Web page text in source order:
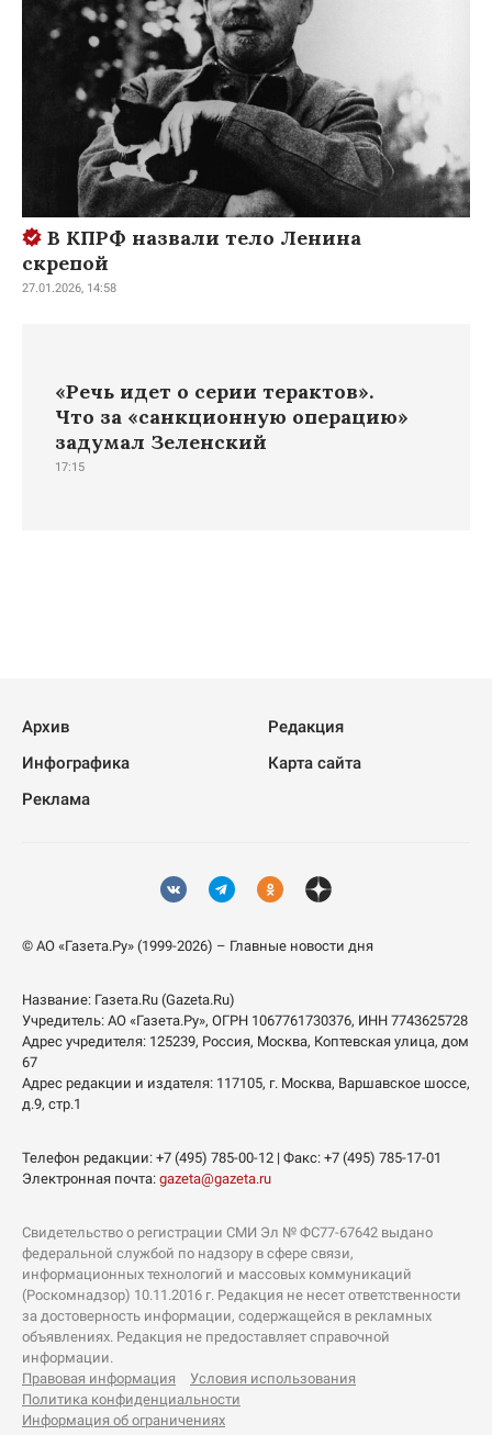
В КПРФ назвали тело Ленина
скрепой
27.01.2026, 14:58
«Речь идет о серии терактов».
Что за «санкционную операцию»
задумал Зеленский
17:15
Архив
Редакция
Инфографика
Карта сайта
Реклама
© АО «Газета.Ру» (1999-2026) – Главные новости дня
Название: Газета.Ru (Gazeta.Ru)
Учредитель: АО «Газета.Ру», ОГРН 1067761730376, ИНН 7743625728
Адрес учредителя: 125239, Россия, Москва, Коптевская улица, дом
67
Адрес редакции и издателя: 117105, г. Москва, Варшавское шоссе,
д.9, стр.1
Телефон редакции: +7 (495) 785-00-12 | Факс: +7 (495) 785-17-01
Электронная почта: gazeta@gazeta.ru
Свидетельство о регистрации СМИ Эл № ФС77-67642 выдано
федеральной службой по надзору в сфере связи,
информационных технологий и массовых коммуникаций
(Роскомнадзор) 10.11.2016 г. Редакция не несет ответственности
за достоверность информации, содержащейся в рекламных
объявлениях. Редакция не предоставляет справочной
информации.
Правовая информация
Условия использования
Политика конфиденциальности
Информация об ограничениях